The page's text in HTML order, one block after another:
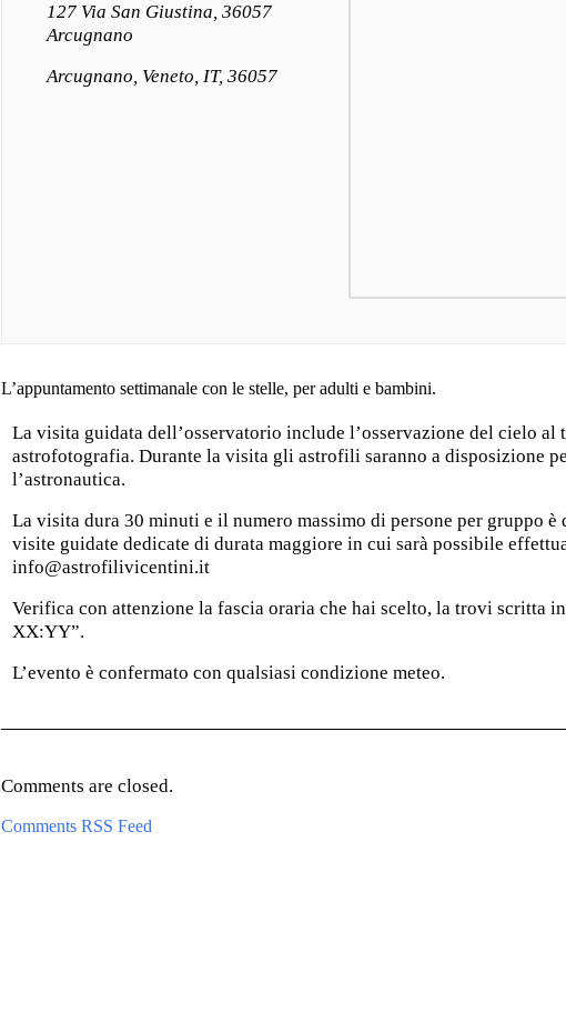
127 Via San Giustina, 36057
Arcugnano
Arcugnano, Veneto, IT, 36057
L’appuntamento settimanale con le stelle, per adulti e bambini.
La visita guidata dell’osservatorio include l’osservazione del cielo
astrofotografia. Durante la visita gli astrofili saranno a disposizione
l’astronautica.
La visita dura 30 minuti e il numero massimo di persone per gruppo
visite guidate dedicate di durata maggiore in cui sarà possibile
info@astrofilivicentini.it
Verifica con attenzione la fascia oraria che hai scelto, la trovi scritta
XX:YY”.
L’evento è confermato con qualsiasi condizione meteo.
Comments are closed.
Comments RSS Feed